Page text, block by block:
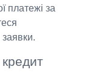
платежі за